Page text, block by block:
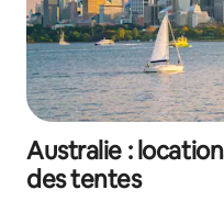
Australie :
des tentes